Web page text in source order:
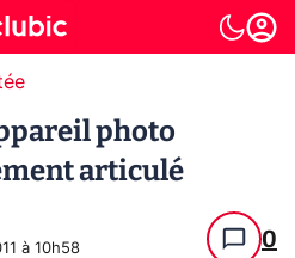
photo
articulé
à 10h58 0